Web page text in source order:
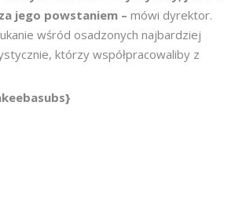
jego powstaniem – mówi dyrektor.
wśród osadzonych najbardziej
którzy współpracowaliby z